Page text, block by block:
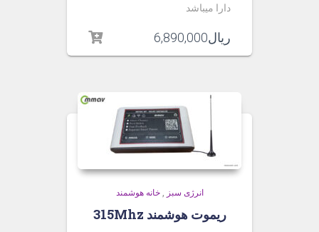
دارا میباشد
ریال6,890,000
انرژی سبز ,خانه هوشمند
ریموت هوشمند 315Mhz